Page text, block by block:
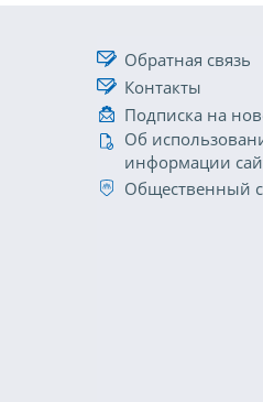
Обратная связь
Контакты
Подписка на
Об
информации
Общественный